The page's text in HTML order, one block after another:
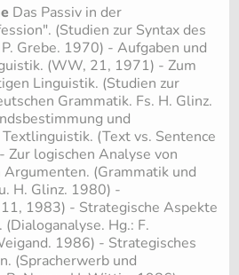
Das Passiv in der
(Studien zur Syntax des
Grebe. 1970) - Aufgaben und
(WW, 21, 1971) - Zum
Linguistik. (Studien zur
Grammatik. Fs. H. Glinz.
und
(Text vs. Sentence
Zur logischen Analyse von
(Grammatik und
H. Glinz. 1980) -
1983) - Strategische Aspekte
Hg.: F.
1986) - Strategisches
(Spracherwerb und